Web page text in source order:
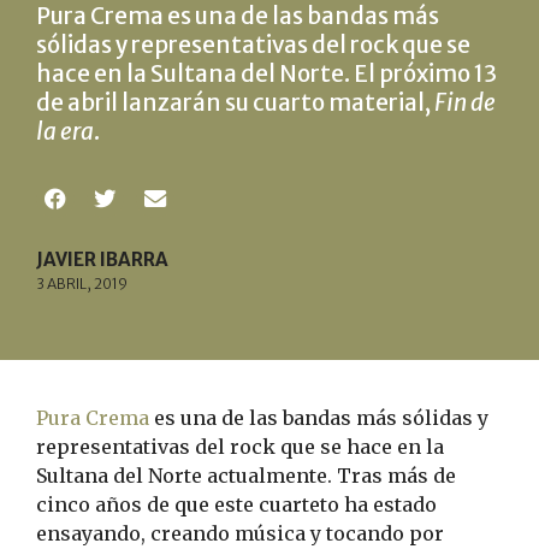
Pura Crema es una de las bandas más
sólidas y representativas del rock que se
hace en la Sultana del Norte. El próximo 13
de abril lanzarán su cuarto material, Fin de
la era.
JAVIER IBARRA
3 ABRIL, 2019
Pura Crema es una de las bandas más sólidas y
representativas del rock que se hace en la
Sultana del Norte actualmente. Tras más de
cinco años de que este cuarteto ha estado
ensayando, creando música y tocando por